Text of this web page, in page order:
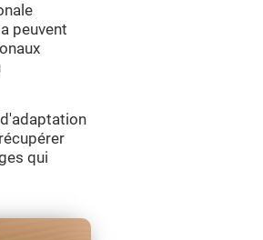
peuvent
qui